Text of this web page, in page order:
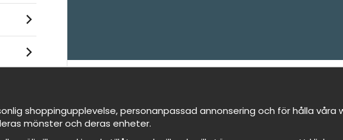
shoppingupplevelse, personanpassad annonsering och för hålla
mönster och deras enheter.